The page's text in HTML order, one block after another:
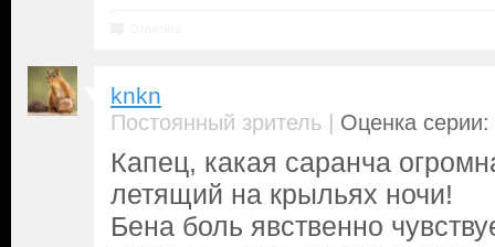
knkn
Постоянный зритель | Оценка серии:
Капец, какая саранча
летящий на крыльях ночи!
Бена боль явственно